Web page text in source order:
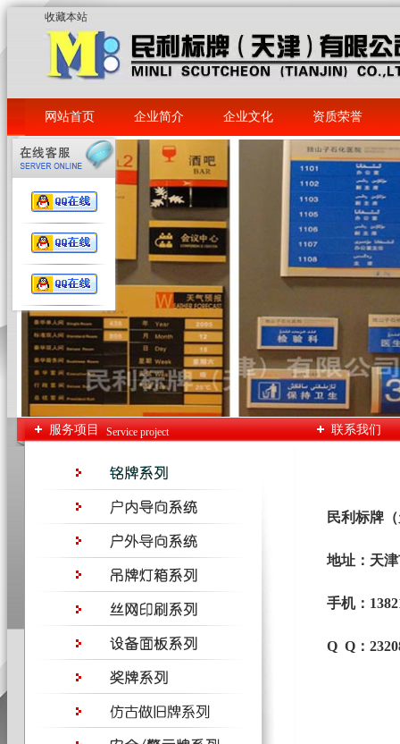
收藏本站
网站首页 企业简介 企业文化 资质荣誉
服务项目 Service project 联系我们
民利标牌（
地址：天津市
手机：
Q Q：